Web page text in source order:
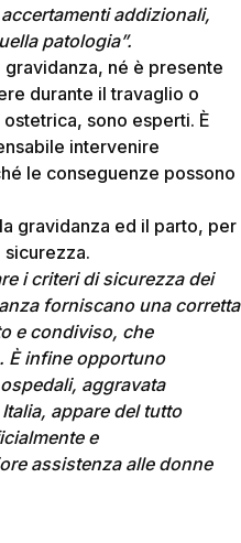
addizionali,
patologia”.
né è presente
durante il travaglio o
sono esperti. È
intervenire
le conseguenze possono
gravidanza ed il parto, per
i criteri di sicurezza dei
forniscano una corretta
e condiviso, che
È infine opportuno
aggravata
appare del tutto
e
assistenza alle donne